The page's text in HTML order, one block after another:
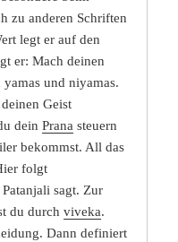
zu anderen Schriften
legt er auf den
er: Mach deinen
und niyamas.
Geist
deinPrana steuern
bekommst. All das
folgt
sagt. Zur
du durchviveka.
Dann definiert